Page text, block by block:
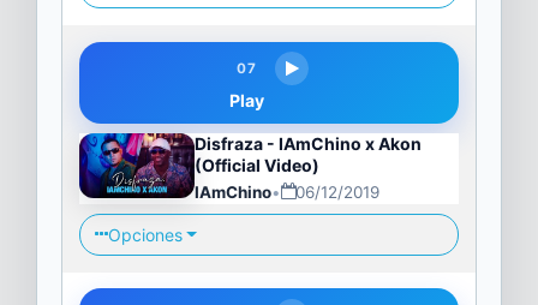
07
Play
Disfraza - IAmChino x Akon
(Official Video)
IAmChino• 06/12/2019
Opciones